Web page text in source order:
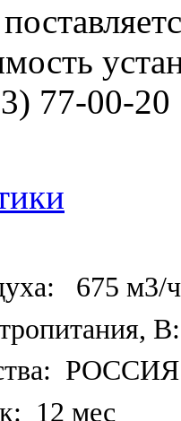
77-00-20
675 м3/
В:
РОССИЯ
12 мес